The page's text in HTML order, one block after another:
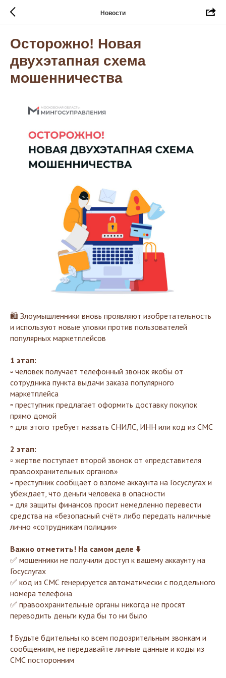
Новости
Осторожно! Новая
двухэтапная схема
мошенничества
🛍 Злоумышленники вновь проявляют изобретательность
и используют новые уловки против пользователей
популярных маркетплейсов
1 этап:
▫️ человек получает телефонный звонок якобы от
сотрудника пункта выдачи заказа популярного
маркетплейса
▫️ преступник предлагает оформить доставку покупок
прямо домой
▫️ для этого требует назвать СНИЛС, ИНН или код из СМС
2 этап:
▫️ жертве поступает второй звонок от «представителя
правоохранительных органов»
▫️ преступник сообщает о взломе аккаунта на Госуслугах и
убеждает, что деньги человека в опасности
▫️ для защиты финансов просит немедленно перевести
средства на «безопасный счёт» либо передать наличные
лично «сотрудникам полиции»
Важно отметить! На самом деле ⬇️
✅ мошенники не получили доступ к вашему аккаунту на
Госуслугах
✅ код из СМС генерируется автоматически с поддельного
номера телефона
✅ правоохранительные органы никогда не просят
переводить деньги куда бы то ни было
❗️ Будьте бдительны ко всем подозрительным звонкам и
сообщениям, не передавайте личные данные и коды из
СМС посторонним